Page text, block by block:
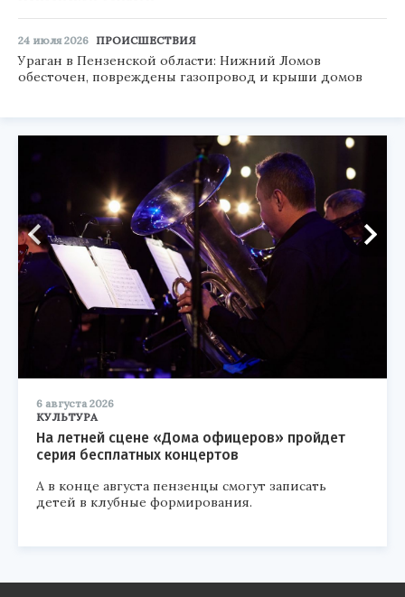
24 июля 2026 ПРОИСШЕСТВИЯ
Ураган в Пензенской области: Нижний Ломов
обесточен, повреждены газопровод и крыши домов
6 августа 2026
КУЛЬТУРА
На летней сцене «Дома офицеров» пройдет
серия бесплатных концертов
А в конце августа пензенцы смогут записать
детей в клубные формирования.